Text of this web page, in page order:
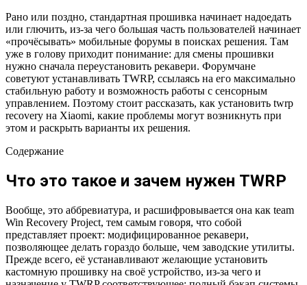
Рано или поздно, стандартная прошивка начинает надоедать
или глючить, из-за чего большая часть пользователей начинает
«прочёсывать» мобильные форумы в поисках решения. Там
уже в голову приходит понимание: для смены прошивки
нужно сначала переустановить рекавери. Форумчане
советуют устанавливать TWRP, ссылаясь на его максимально
стабильную работу и возможность работы с сенсорным
управлением. Поэтому стоит рассказать, как установить twrp
recovery на Xiaomi, какие проблемы могут возникнуть при
этом и раскрыть варианты их решения.
Содержание
Что это такое и зачем нужен TWRP
Вообще, это аббревиатура, и расшифровывается она как team
Win Recovery Project, тем самым говоря, что собой
представляет проект: модифицированное рекавери,
позволяющее делать гораздо больше, чем заводские утилиты.
Прежде всего, её устанавливают желающие установить
кастомную прошивку на своё устройство, из-за чего и